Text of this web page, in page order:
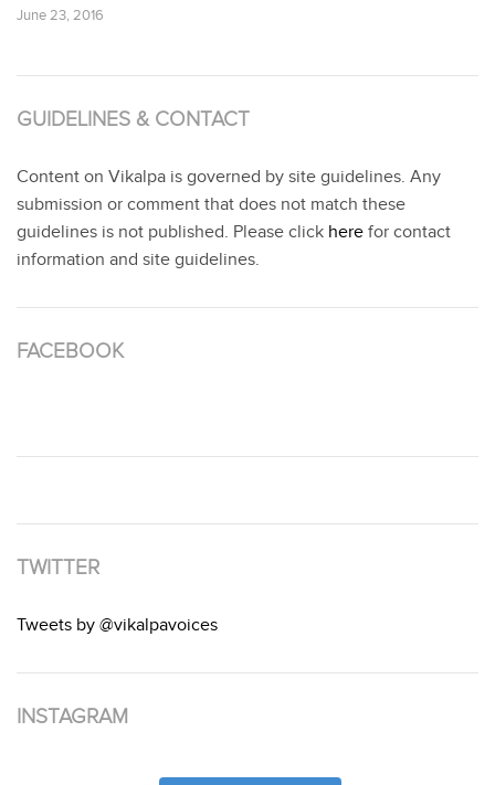
June 23, 2016
GUIDELINES & CONTACT
Content on Vikalpa is governed by site guidelines. Any
submission or comment that does not match these
guidelines is not published. Please click here for contact
information and site guidelines.
FACEBOOK
TWITTER
Tweets by @vikalpavoices
INSTAGRAM